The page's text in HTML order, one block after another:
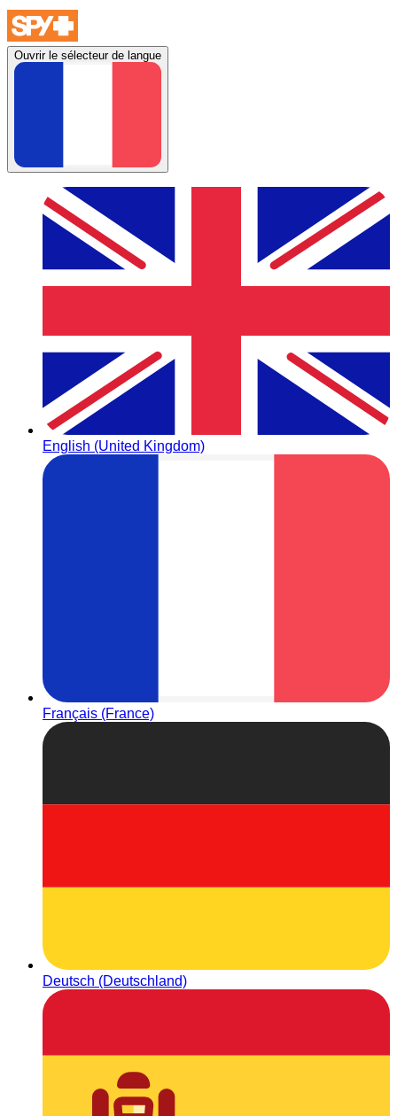
Ouvrir le sélecteur de langue
English (United Kingdom)
Français (France)
Deutsch (Deutschland)